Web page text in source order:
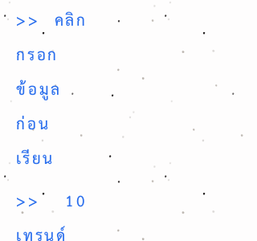
>> คลิก
กรอก
ข้อมูล
ก่อน
เรียน
>> 10